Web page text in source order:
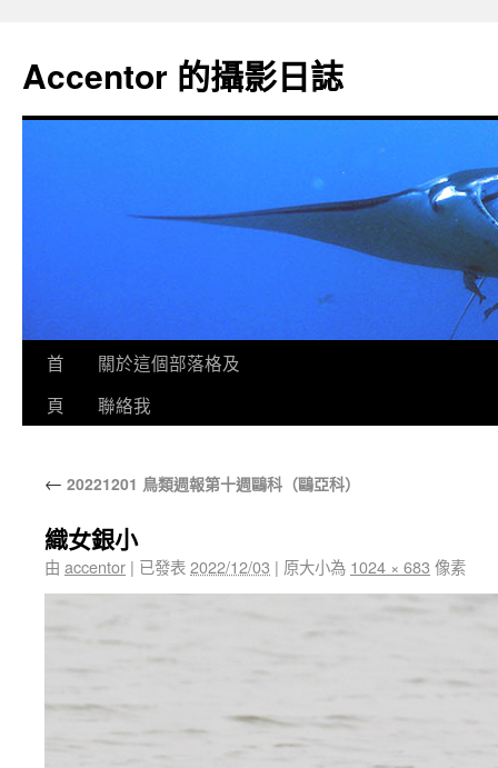
Accentor 的攝影日誌
首
頁
關於這個部落格及
聯絡我
← 20221201 鳥類週報第十週鷗科（鷗亞科）
織女銀小
由 accentor | 已發表2022/12/03 | 原大小為 1024 × 683 像素